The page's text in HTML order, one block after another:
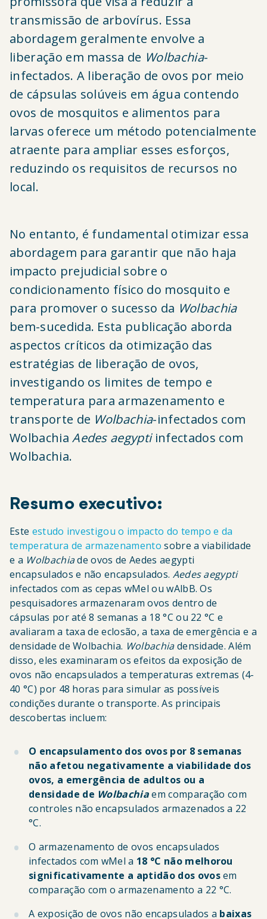
transmissão de arbovírus. Essa
abordagem geralmente envolve a
liberação em massa de Wolbachia-
infectados. A liberação de ovos por meio
de cápsulas solúveis em água contendo
ovos de mosquitos e alimentos para
larvas oferece um método potencialmente
atraente para ampliar esses esforços,
reduzindo os requisitos de recursos no
local.
No entanto, é fundamental otimizar essa
abordagem para garantir que não haja
impacto prejudicial sobre o
condicionamento físico do mosquito e
para promover o sucesso da Wolbachia
bem-sucedida. Esta publicação aborda
aspectos críticos da otimização das
estratégias de liberação de ovos,
investigando os limites de tempo e
temperatura para armazenamento e
transporte de Wolbachia-infectados com
WolbachiaAedes aegyptiinfectados com
Wolbachia.
Resumo executivo:
Este estudo investigou o impacto do tempo e da
temperatura de armazenamento sobre a viabilidade
e a Wolbachiade ovos de Aedes aegypti
encapsulados e não encapsulados. Aedes aegypti
infectados com as cepas wMel ou wAlbB. Os
pesquisadores armazenaram ovos dentro de
cápsulas por até 8 semanas a 18 °C ou 22 °C e
avaliaram a taxa de eclosão, a taxa de emergência e a
densidade de Wolbachia. Wolbachiadensidade. Além
disso, eles examinaram os efeitos da exposição de
ovos não encapsulados a temperaturas extremas (4-
40 °C) por 48 horas para simular as possíveis
condições durante o transporte. As principais
descobertas incluem:
O encapsulamento dos ovos por 8 semanas
não afetou negativamente a viabilidade dos
ovos, a emergência de adultos ou a
densidade de Wolbachiaem comparação com
controles não encapsulados armazenados a 22
°C.
O armazenamento de ovos encapsulados
infectados com wMel a 18 °C não melhorou
significativamente a aptidão dos ovosem
comparação com o armazenamento a 22 °C.
A exposição de ovos não encapsulados a baixas